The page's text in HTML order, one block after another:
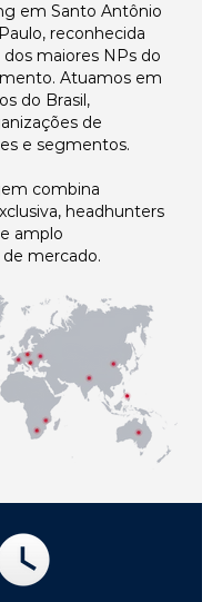
em Santo Antônio
reconhecida
maiores NPs do
Atuamos em
do Brasil,
de
e segmentos.
combina
headhunters
amplo
mercado.